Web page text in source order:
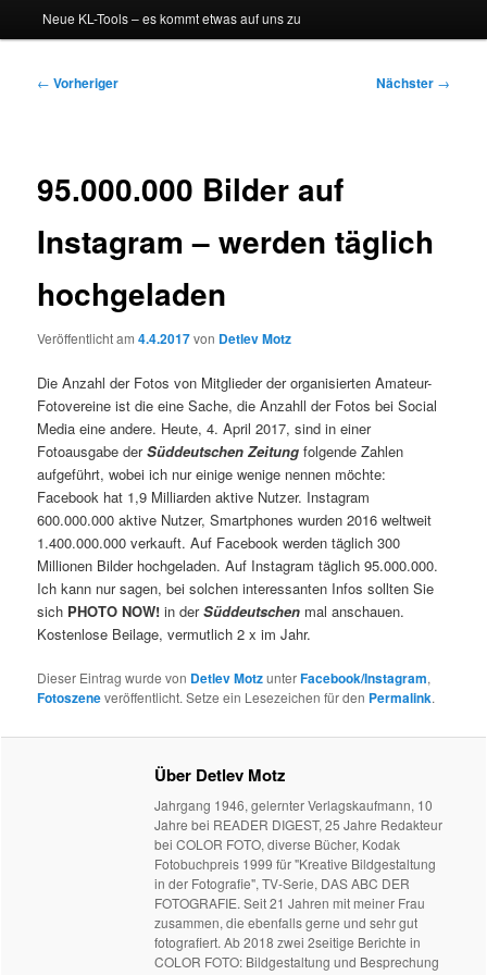
Neue KL-Tools – es kommt etwas auf uns zu
Beitragsnavigation
← Vorheriger Nächster →
95.000.000 Bilder auf
Instagram – werden täglich
hochgeladen
Veröffentlicht am4.4.2017von Detlev Motz
Die Anzahl der Fotos von Mitglieder der organisierten Amateur-
Fotovereine ist die eine Sache, die Anzahll der Fotos bei Social
Media eine andere. Heute, 4. April 2017, sind in einer
Fotoausgabe derSüddeutschen Zeitung folgende Zahlen
aufgeführt, wobei ich nur einige wenige nennen möchte:
Facebook hat 1,9 Milliarden aktive Nutzer. Instagram
600.000.000 aktive Nutzer, Smartphones wurden 2016 weltweit
1.400.000.000 verkauft. Auf Facebook werden täglich 300
Millionen Bilder hochgeladen. Auf Instagram täglich 95.000.000.
Ich kann nur sagen, bei solchen interessanten Infos sollten Sie
sich PHOTO NOW! in derSüddeutschen mal anschauen.
Kostenlose Beilage, vermutlich 2 x im Jahr.
Dieser Eintrag wurde von Detlev MotzunterFacebook/Instagram,
Fotoszeneveröffentlicht. Setze ein Lesezeichen für den Permalink.
Über Detlev Motz
Jahrgang 1946, gelernter Verlagskaufmann, 10
Jahre bei READER DIGEST, 25 Jahre Redakteur
bei COLOR FOTO, diverse Bücher, Kodak
Fotobuchpreis 1999 für "Kreative Bildgestaltung
in der Fotografie", TV-Serie, DAS ABC DER
FOTOGRAFIE. Seit 21 Jahren mit meiner Frau
zusammen, die ebenfalls gerne und sehr gut
fotografiert. Ab 2018 zwei 2seitige Berichte in
COLOR FOTO: Bildgestaltung und Besprechung